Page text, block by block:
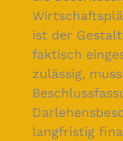
ist der
faktisch
zulässig,
langfristig